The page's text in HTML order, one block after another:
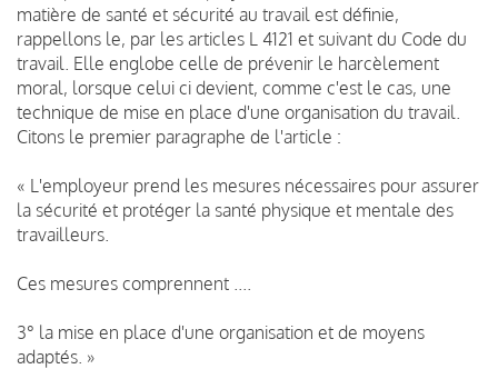
matière de santé et sécurité au travail est définie,
rappellons le, par les articles L 4121 et suivant du Code du
travail. Elle englobe celle de prévenir le harcèlement
moral, lorsque celui ci devient, comme c'est le cas, une
technique de mise en place d'une organisation du travail.
Citons le premier paragraphe de l'article :
« L'employeur prend les mesures nécessaires pour assurer
la sécurité et protéger la santé physique et mentale des
travailleurs.
Ces mesures comprennent ....
3° la mise en place d'une organisation et de moyens
adaptés. »